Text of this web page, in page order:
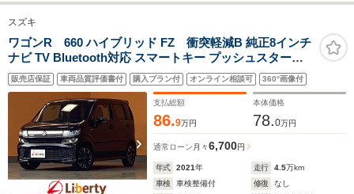
スズキ
ワゴンR 660 ハイブリッド FZ 衝突軽減B 純正8インチ
ナビ TV Bluetooth対応 スマートキー プッシュスタート
アイドリングストップ 運転席シートヒーター 革巻きステ
アリング 障害物センサー ETC 純正アルミホイール
販売店保証 車両品質評価書付 購入プラン付 オンライン相談可 360°画像付
支払総額
86.9万円
本体価格
78.0万円
通常ローン 月々6,700円
年式 2021年 走行 4.5万km
車検
車検整備付 修復
なし